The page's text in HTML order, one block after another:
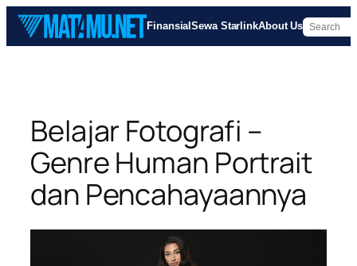
Skip
content
FinansialSewa StarlinkAbout Us
Belajar Fotografi –
Genre Human Portrait
dan Pencahayaannya